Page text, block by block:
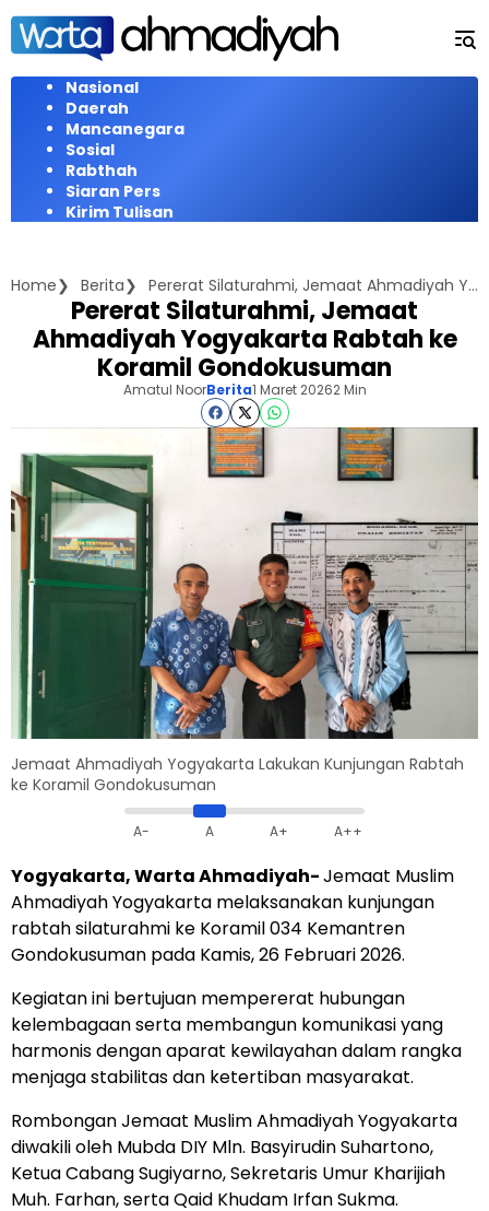
Langsung
konten
Nasional
Daerah
Mancanegara
Sosial
Rabthah
Siaran Pers
Kirim Tulisan
Home Berita Pererat Silaturahmi, Jemaat Ahmadiyah Yogyakarta Rabtah ke Koramil Gondokusuman
Pererat Silaturahmi, Jemaat
Ahmadiyah Yogyakarta Rabtah ke
Koramil Gondokusuman
Amatul NoorBerita1 Maret 20262 Min
Jemaat Ahmadiyah Yogyakarta Lakukan Kunjungan Rabtah
ke Koramil Gondokusuman
A- A A+ A++
Yogyakarta, Warta Ahmadiyah-Jemaat Muslim
Ahmadiyah Yogyakarta melaksanakan kunjungan
rabtah silaturahmi ke Koramil 034 Kemantren
Gondokusuman pada Kamis, 26 Februari 2026.
Kegiatan ini bertujuan mempererat hubungan
kelembagaan serta membangun komunikasi yang
harmonis dengan aparat kewilayahan dalam rangka
menjaga stabilitas dan ketertiban masyarakat.
Rombongan Jemaat Muslim Ahmadiyah Yogyakarta
diwakili oleh Mubda DIY Mln. Basyirudin Suhartono,
Ketua Cabang Sugiyarno, Sekretaris Umur Kharijiah
Muh. Farhan, serta Qaid Khudam Irfan Sukma.